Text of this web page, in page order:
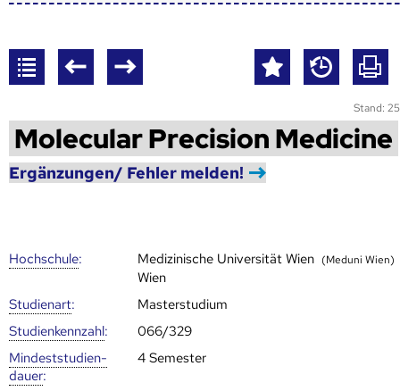
Stand:
Molecular Precision Medicine
Ergänzungen/ Fehler melden!
Hoch­schule: Medizinische Universität Wien (Meduni Wien)
Wien
Studienart:
Masterstudium
Studien­kenn­zahl:
066/329
Mindest­studien­
dauer:
4 Semester